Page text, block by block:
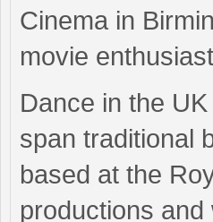
Cinema in
movie
Dance in the
span traditional
based at the
productions